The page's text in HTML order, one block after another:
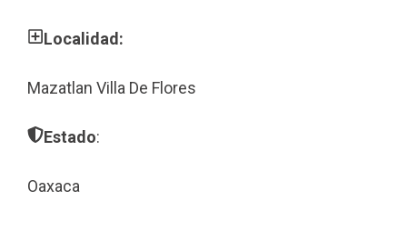
Localidad:
Mazatlan Villa De Flores
Estado:
Oaxaca